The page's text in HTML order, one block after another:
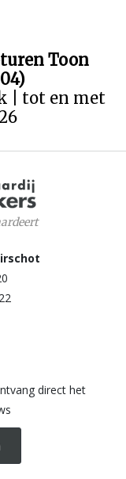
Toon
| tot en met
direct het